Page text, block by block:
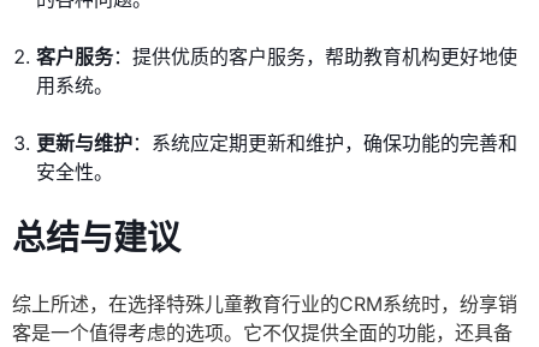
客户服务：提供优质的客户服务，帮助教育机构更好地使
用系统。
更新与维护：系统应定期更新和维护，确保功能的完善和
安全性。
总结与建议
综上所述，在选择特殊儿童教育行业的CRM系统时，纷享销
客是一个值得考虑的选项。它不仅提供全面的功能，还具备